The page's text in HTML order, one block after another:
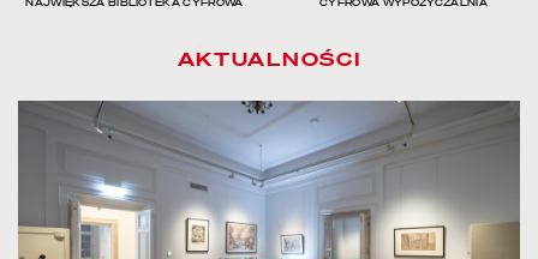
NAJWIĘKSZA BIBLIOTEKA CYFROWA CYFROWA WYPOŻYCZALNIA
AKTUALNOŚCI
czytaj więcej o Chłód w Pałacu Rzeczypospolitej. Zapraszamy na